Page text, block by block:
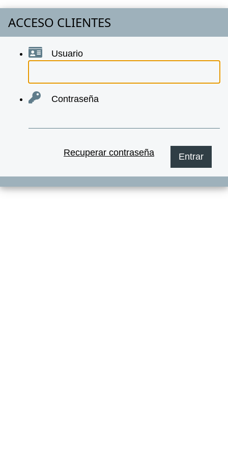
ACCESO CLIENTES
Usuario
Contraseña
Entrar
Recuperar contraseña